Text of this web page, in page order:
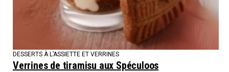
DESSERTS À L’ASSIETTE ET VERRINES
Verrines de tiramisu aux Spéculoos